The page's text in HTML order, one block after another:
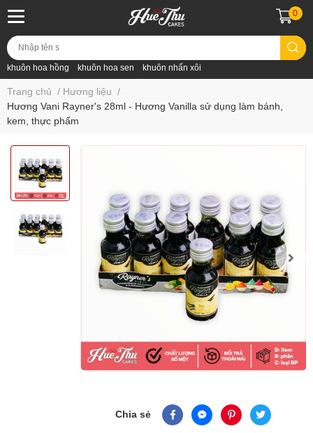
khuôn hoa hồng khuôn hoa sen khuôn nhấn xôi
0
Trang chủ / Hương liệu /
Hương Vani Rayner's 28ml - Hương Vanilla sử dụng làm bánh,
kem, thực phẩm
Chia sẻ